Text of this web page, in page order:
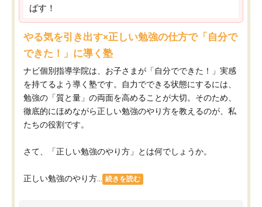
ばす！
やる気を引き出す×正しい勉強の仕方で「自分で
できた！」に導く塾
ナビ個別指導学院は、お子さまが「自分でできた！」実感
を持てるよう導く塾です。自力でできる状態にするには、
勉強の「質と量」の両面を高めることが大切。そのため、
徹底的にほめながら正しい勉強のやり方を教えるのが、私
たちの役割です。
さて、「正しい勉強のやり方」とは何でしょうか。
正しい勉強のやり方... 続きを読む